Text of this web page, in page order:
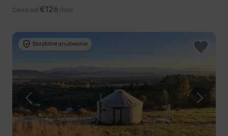
Cena od €126 /noc
Bezpłatne anulowanie